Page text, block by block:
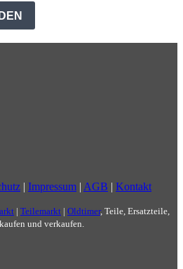
| Impressum | AGB | Kontakt
| Teilemarkt | Oldtimer, Teile, Ersatzteile,
und verkaufen.